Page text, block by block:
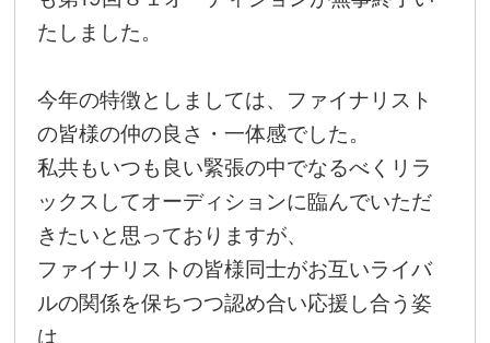
たしました。
今年の特徴としましては、ファイナリスト
の皆様の仲の良さ・一体感でした。
私共もいつも良い緊張の中でなるべくリラ
ックスしてオーディションに臨んでいただ
きたいと思っておりますが、
ファイナリストの皆様同士がお互いライバ
ルの関係を保ちつつ認め合い応援し合う姿
は